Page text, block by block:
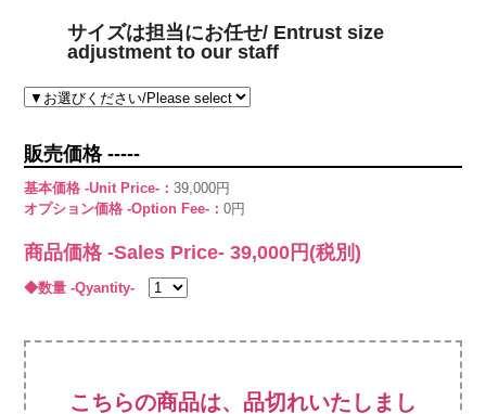
サイズは担当にお任せ/ Entrust size
adjustment to our staff
販売価格 -----
基本価格 -Unit Price-：39,000円
オプション価格 -Option Fee-：0円
商品価格 -Sales Price-39,000 円(税別)
◆数量 -Qyantity-
こちらの商品は、品切れいたしまし